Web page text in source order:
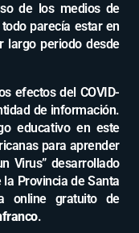
de los medios de
parecía estar en
largo periodo desde
efectos del COVID-
de información.
educativo en este
para aprender
Virus” desarrollado
Provincia de Santa
online gratuito de
.